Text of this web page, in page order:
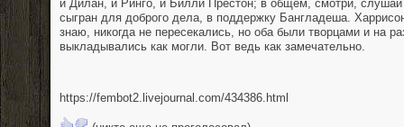
и Дилан, и Ринго, и Билли Престон; в общем, смотри, слушай
сыгран для доброго дела, в поддержку Бангладеша.
знаю, никогда не пересекались, но оба были творцами и на
выкладывались как могли. Вот ведь как замечательно.
https://fembot2.livejournal.com/434386.html